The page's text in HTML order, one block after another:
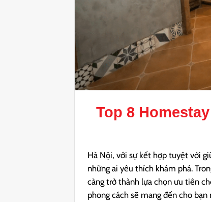
Top 8
Hà Nội, với sự kết hợp tuyệt vời
những ai yêu thích khám phá.
càng trở thành lựa chọn ưu tiên
phong cách sẽ mang đến cho